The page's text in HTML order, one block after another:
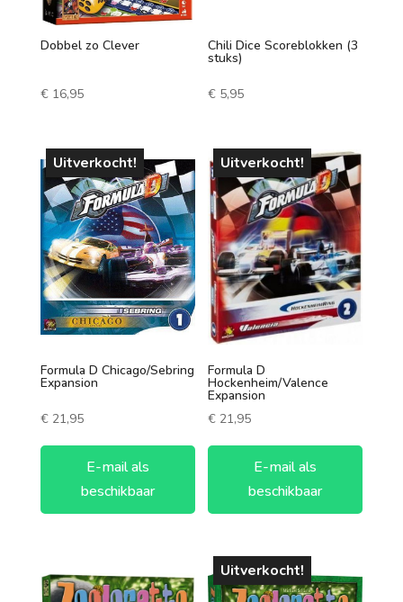
Dobbel zo Clever
€16,95
Chili Dice Scoreblokken (3
stuks)
€ 5,95
Uitverkocht!
Formula D Chicago/Sebring
Expansion
€21,95
E-mail als
beschikbaar
Uitverkocht!
Formula D
Hockenheim/Valence
Expansion
€ 21,95
E-mail als
beschikbaar
Uitverkocht!